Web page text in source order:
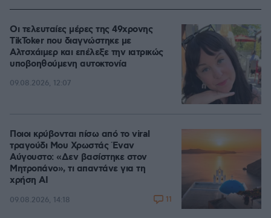
Οι τελευταίες μέρες της 49χρονης
TikToker που διαγνώστηκε με
Αλτσχάιμερ και επέλεξε την ιατρικώς
υποβοηθούμενη αυτοκτονία
09.08.2026, 12:07
Ποιοι κρύβονται πίσω από το viral
τραγούδι Μου Χρωστάς Έναν
Αύγουστο: «Δεν βασίστηκε στον
Μητροπάνο», τι απαντάνε για τη
χρήση AI
09.08.2026, 14:18 11